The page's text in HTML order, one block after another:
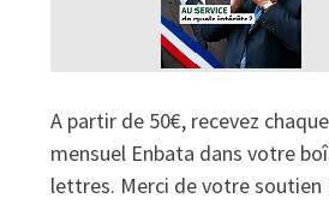
A partir de 50€, recevez
mensuel Enbata dans votre
lettres. Merci de votre soutien